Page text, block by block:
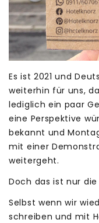
Es ist 2021 und
weiterhin für uns,
lediglich ein paar
eine Perspektive
bekannt und
mit einer
weitergeht.
Doch das ist nur die
Selbst wenn wir
schreiben und mit